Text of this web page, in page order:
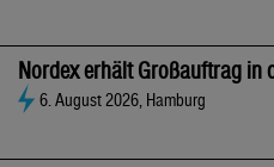
Nordex erhält Großauftrag in
6. August 2026, Hamburg